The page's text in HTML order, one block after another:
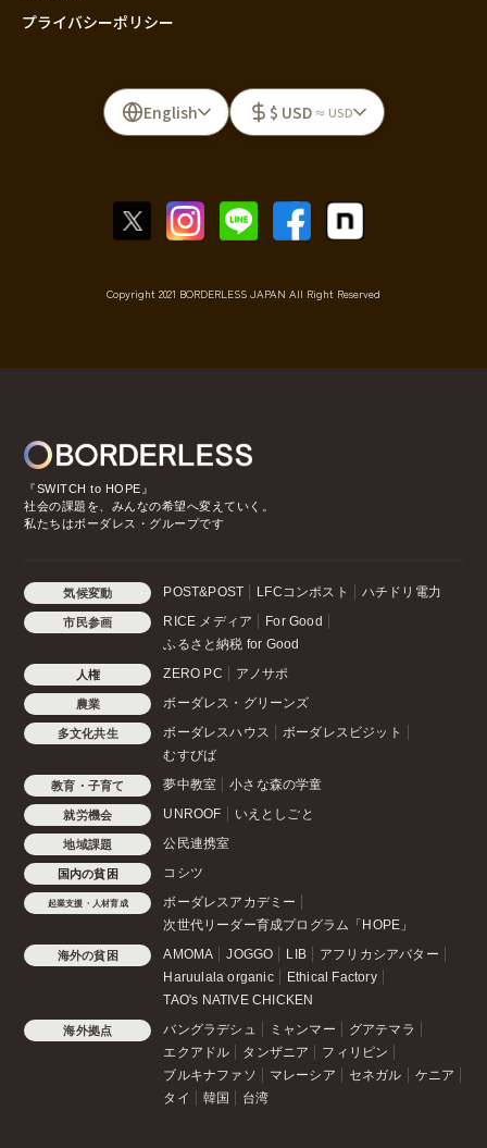
プライバシーポリシー
English $ USD ≈ USD
Copyright 2021 BORDERLESS JAPAN All Right Reserved
『SWITCH to HOPE』
社会の課題を、みんなの希望へ変えていく。
私たちはボーダレス・グループです
気候変動 POST&POST LFCコンポスト ハチドリ電力
市民参画 RICE メディア
For Good
ふるさと納税 for Good
人権 ZERO PC アノサポ
農業 ボーダレス・グリーンズ
多文化共生 ボーダレスハウス
ボーダレスビジット
むすびば
教育・子育て 夢中教室 小さな森の学童
就労機会 UNROOF いえとしごと
地域課題 公民連携室
国内の貧困 コシツ
起業支援・人材育成
ボーダレスアカデミー
次世代リーダー育成プログラム「HOPE」
海外の貧困 AMOMA JOGGO LIB
アフリカシアバター
Haruulala organic
Ethical Factory
TAO's NATIVE CHICKEN
海外拠点 バングラデシュ ミャンマー
グアテマラ
エクアドル
タンザニア
フィリピン
ブルキナファソ
マレーシア セネガル
ケニア
タイ
韓国 台湾